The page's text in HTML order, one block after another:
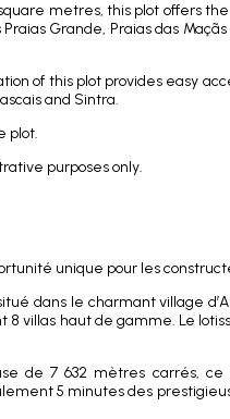
metres, this plot offers
Grande, Praias das
of this plot provides easy
and Sintra.
plot.
purposes only.
unique pour les
dans le charmant village
villas haut de gamme. Le
de 7 632 mètres carrés,
5 minutes des